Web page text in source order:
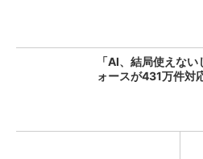
「AI、結局使えな
ォースが431万件対